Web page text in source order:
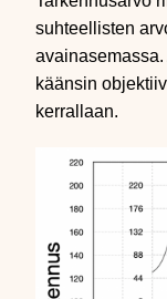
suhteellisten
käänsin
kerrallaan.